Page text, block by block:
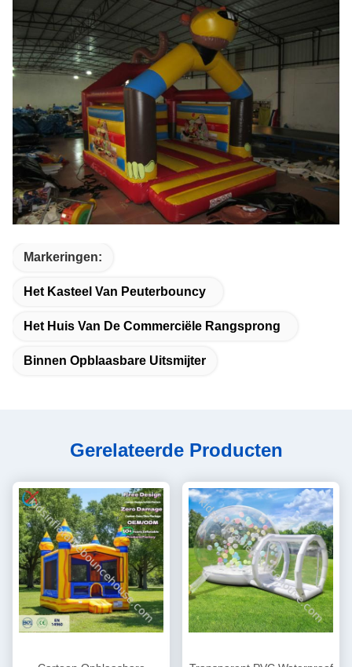
Markeringen:
Het Kasteel Van Peuterbouncy
Het Huis Van De Commerciële Rangsprong
Binnen Opblaasbare Uitsmijter
Gerelateerde Producten